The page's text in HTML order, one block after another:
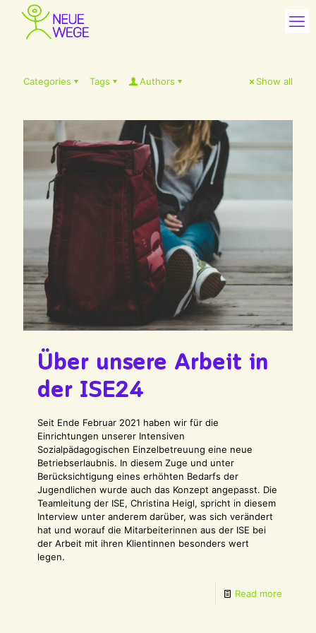
Categories Tags Authors Show all
Über unsere Arbeit in
der ISE24
Seit Ende Februar 2021 haben wir für die
Einrichtungen unserer Intensiven
Sozialpädagogischen Einzelbetreuung eine neue
Betriebserlaubnis. In diesem Zuge und unter
Berücksichtigung eines erhöhten Bedarfs der
Jugendlichen wurde auch das Konzept angepasst. Die
Teamleitung der ISE, Christina Heigl, spricht in diesem
Interview unter anderem darüber, was sich verändert
hat und worauf die Mitarbeiterinnen aus der ISE bei
der Arbeit mit ihren Klientinnen besonders wert
legen.
Read more